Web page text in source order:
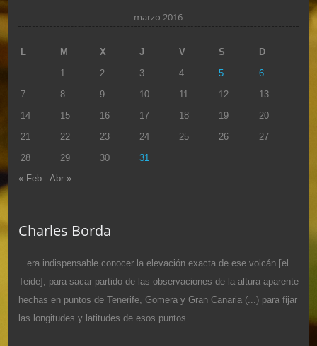
marzo 2016
L M X J V S
D
1
2 3 4 5
6
7
8 9 10 11 12
13
14
15 16 17 18 19
20
21
22 23 24 25 26
27
28
29 30
31
« Feb
Abr »
Charles Borda
...era indispensable conocer la elevación exacta de ese volcán [el
Teide], para sacar partido de las observaciones de la altura aparente
hechas en puntos de Tenerife, Gomera y Gran Canaria (...) para fijar
las longitudes y latitudes de esos puntos...